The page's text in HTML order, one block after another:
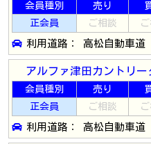
会員種別 売り
正会員
ご相談
利用道路： 高松自動車
アルファ津田カントリー
会員種別 売り
正会員
ご相談
利用道路： 高松自動車